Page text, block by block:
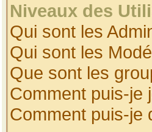
Niveaux des
Qui sont les
Qui sont les
Que sont les
Comment puis-je
Comment puis-je